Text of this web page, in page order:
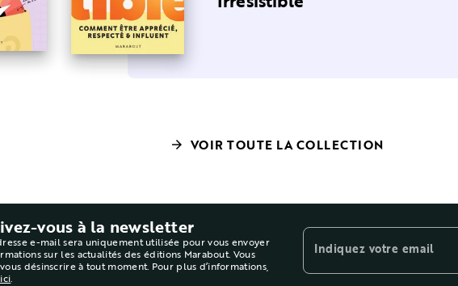
coeur
arrow_forward VOIR TOUTE LA COLLECTION
vous à la newsletter
e-mail sera uniquement utilisée pour vous envoyer
sur les actualités des éditions Marabout. Vous
désinscrire à tout moment. Pour plus d’informations,
.
Indiquez votre email